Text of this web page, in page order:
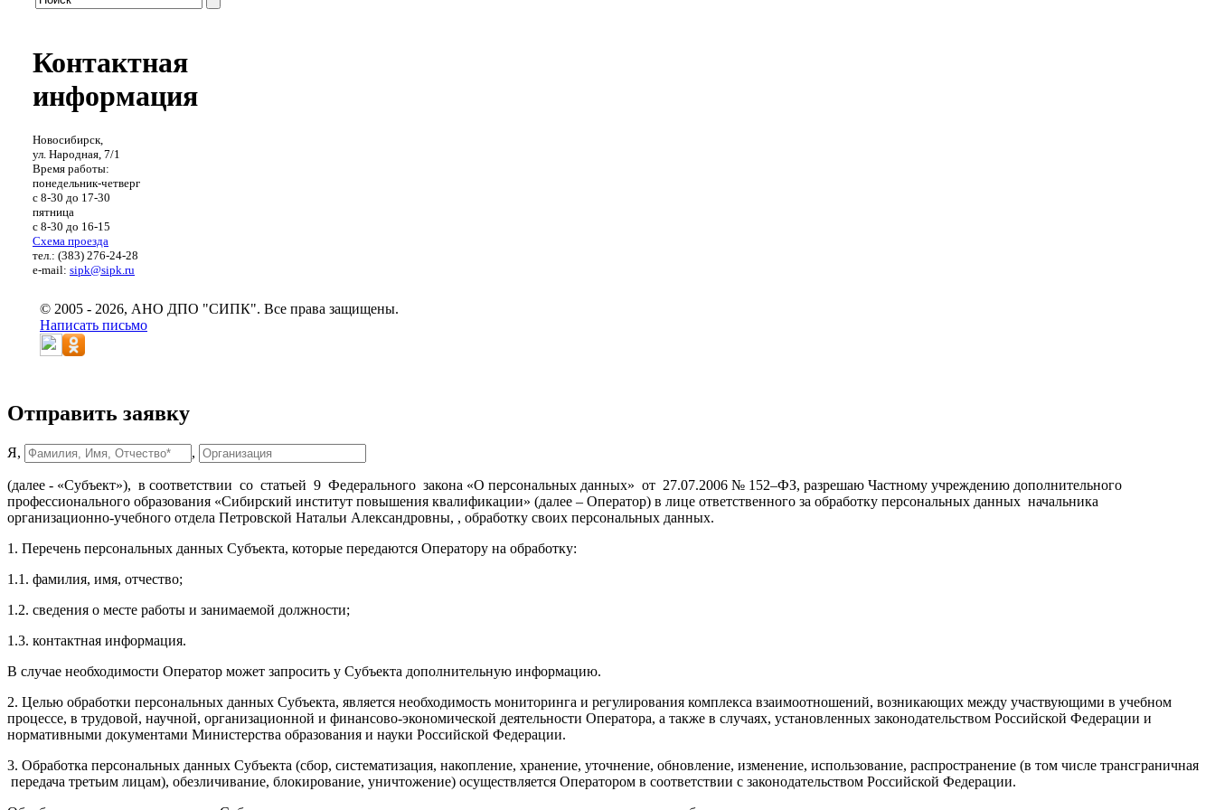
Контактная
информация
Новосибирск,
ул. Народная, 7/1
Время работы:
понедельник-четверг
с 8-30 до 17-30
пятница
с 8-30 до 16-15
Схема проезда
тел.: (383) 276-24-28
e-mail: sipk@sipk.ru
© 2005 - 2026, АНО ДПО "СИПК". Все права защищены.
Написать письмо
Отправить заявку
Я, ,
(далее - «Субъект»), в соответствии со статьей 9 Федерального закона «О персональных данных» от 27.07.2006 № 152–ФЗ, разрешаю Частному учреждению дополнительного
профессионального образования «Сибирский институт повышения квалификации» (далее – Оператор) в лице ответственного за обработку персональных данных начальника
организационно-учебного отдела Петровской Натальи Александровны, , обработку своих персональных данных.
1. Перечень персональных данных Субъекта, которые передаются Оператору на обработку:
1.1. фамилия, имя, отчество;
1.2. сведения о месте работы и занимаемой должности;
1.3. контактная информация.
В случае необходимости Оператор может запросить у Субъекта дополнительную информацию.
2. Целью обработки персональных данных Субъекта, является необходимость мониторинга и регулирования комплекса взаимоотношений, возникающих между участвующими в учебном
процессе, в трудовой, научной, организационной и финансово-экономической деятельности Оператора, а также в случаях, установленных законодательством Российской Федерации и
нормативными документами Министерства образования и науки Российской Федерации.
3. Обработка персональных данных Субъекта (сбор, систематизация, накопление, хранение, уточнение, обновление, изменение, использование, распространение (в том числе трансграничная
передача третьим лицам), обезличивание, блокирование, уничтожение) осуществляется Оператором в соответствии с законодательством Российской Федерации.